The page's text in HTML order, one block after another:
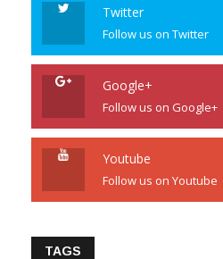
Twitter
Follow us on Twitter
Google+
Follow us on Google+
Youtube
Follow us on Youtube
TAGS